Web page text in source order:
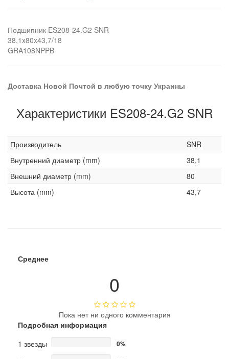
Подшипник ES208-24.G2 SNR
38,1x80x43,7/18
GRA108NPPB
Доставка Новой Почтой в любую точку Украины
Характеристики ES208-24.G2 SNR
Производитель
SNR
Внутренний диаметр (mm)
38,1
Внешний диаметр (mm)
80
Высота (mm)
43,7
Среднее
0
Пока нет ни одного комментария
Подробная информация
1 звезды
0%